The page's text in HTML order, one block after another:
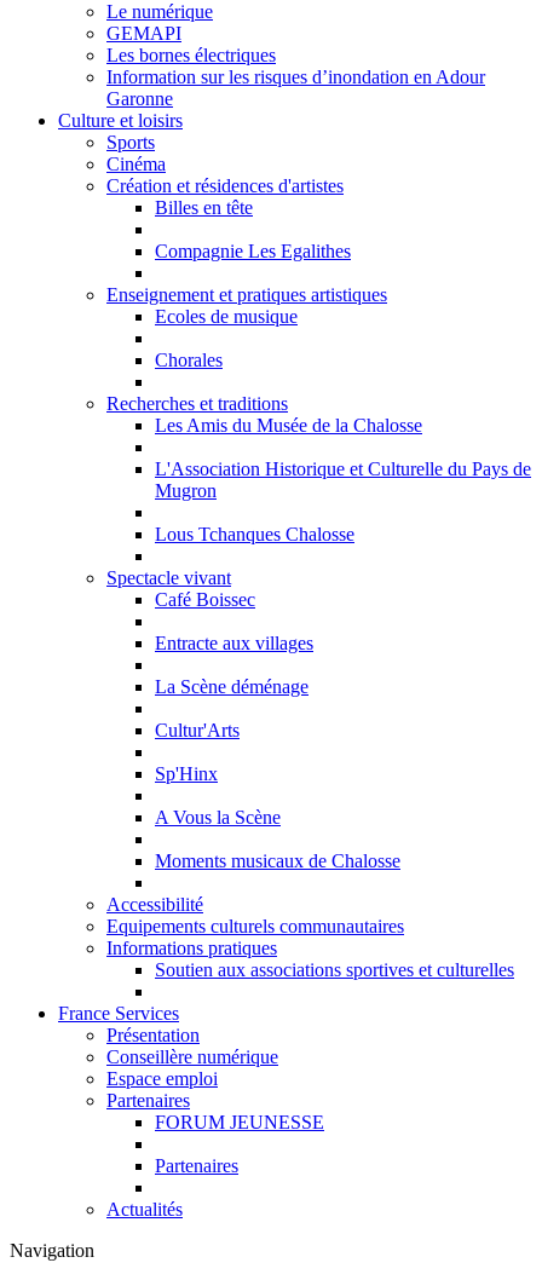
Le numérique
GEMAPI
Les bornes électriques
Information sur les risques d’inondation en Adour
Garonne
Culture et loisirs
Sports
Cinéma
Création et résidences d'artistes
Billes en tête
Compagnie Les Egalithes
Enseignement et pratiques artistiques
Ecoles de musique
Chorales
Recherches et traditions
Les Amis du Musée de la Chalosse
L'Association Historique et Culturelle du Pays de
Mugron
Lous Tchanques Chalosse
Spectacle vivant
Café Boissec
Entracte aux villages
La Scène déménage
Cultur'Arts
Sp'Hinx
A Vous la Scène
Moments musicaux de Chalosse
Accessibilité
Equipements culturels communautaires
Informations pratiques
Soutien aux associations sportives et culturelles
France Services
Présentation
Conseillère numérique
Espace emploi
Partenaires
FORUM JEUNESSE
Partenaires
Actualités
Navigation